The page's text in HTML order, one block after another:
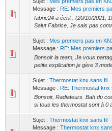
Message : RE: Mes premiers
fabric24 a écrit : (20/10/2021,
Salut Fabrice, Je sais pas
Sujet : Mes premiers pas en
Message : RE: Mes premiers
Bonsoir la team, Je vous
petite explication je gère 3
Sujet : Thermostat knx sans fil
Message : RE: Thermostat knx
Bonsoir, Radiateurs. Bah du
si tous les thermostat sont à 0
Sujet : Thermostat knx sans fil
Message : Thermostat knx